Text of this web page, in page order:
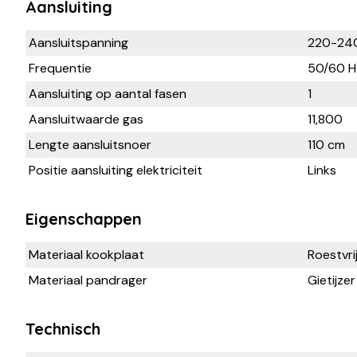
Aansluiting
Aansluitspanning
220-
Frequentie
50/60
Aansluiting op aantal fasen
1
Aansluitwaarde gas
11,800
Lengte aansluitsnoer
110 cm
Positie aansluiting elektriciteit
Links
Eigenschappen
Materiaal kookplaat
Materiaal pandrager
Gietijzer
Technisch